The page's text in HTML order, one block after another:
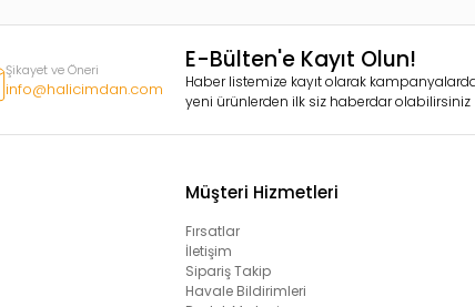
Şikayet ve Öneri
info@halicimdan.com
E-Bülten'e Kayıt Olun!
Haber listemize kayıt olarak
yeni ürünlerden ilk siz haberdar olabilirsiniz
Müşteri Hizmetleri
Fırsatlar
İletişim
Sipariş Takip
Havale Bildirimleri